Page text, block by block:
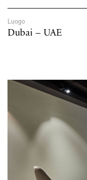
Parete
Luogo
Dubai – UAE